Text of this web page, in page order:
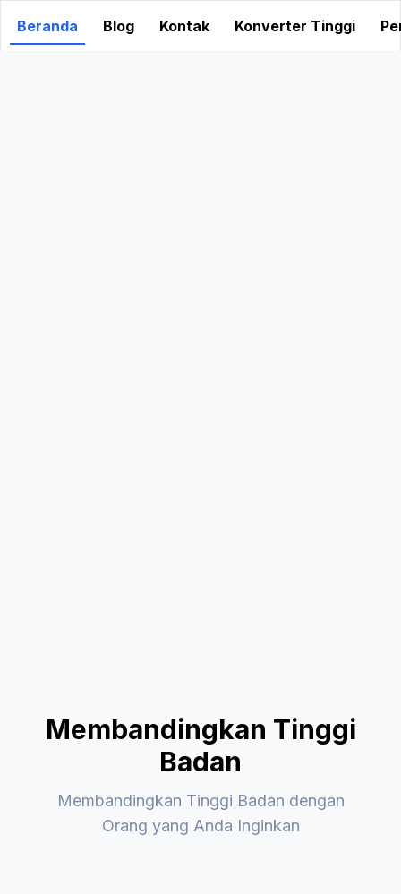
Beranda Blog Kontak Konverter Tinggi
Membandingkan Tinggi
Badan
Membandingkan Tinggi Badan dengan
Orang yang Anda Inginkan